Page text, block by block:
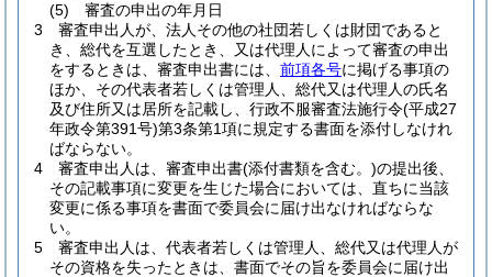
(5)
審査の申出の年月日
3
審査申出人が、法人その他の社団若しくは財団であると
き、総代を互選したとき、又は代理人によって審査の申出
をするときは、審査申出書には、 前項各号に掲げる事項の
ほか、その代表者若しくは管理人、総代又は代理人の氏名
及び住所又は居所を記載し、行政不服審査法施行令(平成27
年政令第391号)第3条第1項に規定する書面を添付しなけれ
ばならない。
4
審査申出人は、審査申出書(添付書類を含む。)の提出後、
その記載事項に変更を生じた場合においては、直ちに当該
変更に係る事項を書面で委員会に届け出なければならな
い。
5
審査申出人は、代表者若しくは管理人、総代又は代理人が
その資格を失ったときは、書面でその旨を委員会に届け出